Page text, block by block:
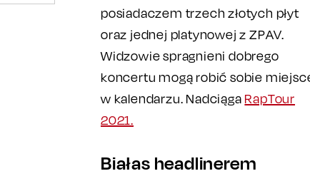
posiadaczem trzech złotych płyt
oraz jednej platynowej z ZPAV.
Widzowie spragnieni dobrego
koncertu mogą robić sobie
w kalendarzu. Nadciąga RapTour
2021.
Białas headlinerem